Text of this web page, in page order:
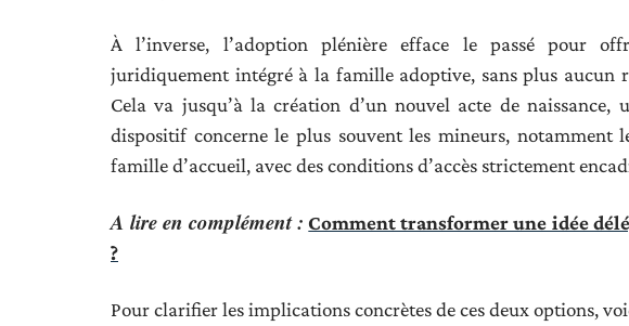
À l’inverse, l’adoption plénière efface le passé pour
juridiquement intégré à la famille adoptive, sans plus aucun
Cela va jusqu’à la création d’un nouvel acte de
dispositif concerne le plus souvent les mineurs, notamment
famille d’accueil, avec des conditions d’accès strictement
A lire en complément : Comment transformer une idée
?
Pour clarifier les implications concrètes de ces deux options,